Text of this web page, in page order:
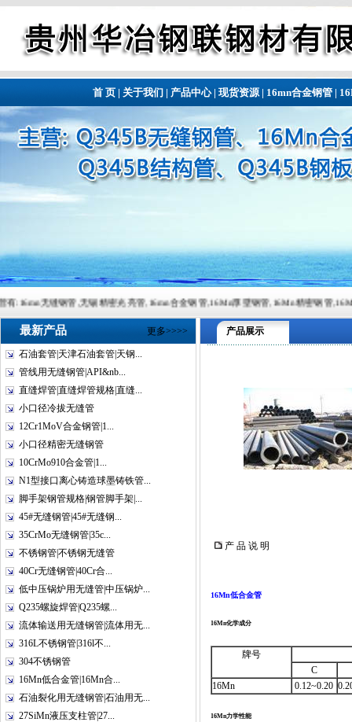
首 页| 关于我们 | 产品中心| 现货资源| 16mn合金钢管|
无缝钢管,无锡精密光亮管,16mn合金钢管,16Mn厚壁钢管,16Mn精密钢管
最新产品 更多>>>>
石油套管|天津石油套管|天钢...
管线用无缝钢管|API&nb...
直缝焊管|直缝焊管规格|直缝...
小口径冷拔无缝管
12Cr1MoV合金钢管|1...
小口径精密无缝钢管
10CrMo910合金管|1...
N1型接口离心铸造球墨铸铁管...
脚手架钢管规格|钢管脚手架|...
45#无缝钢管|45#无缝钢...
35CrMo无缝钢管|35c...
不锈钢管|不锈钢无缝管
40Cr无缝钢管|40Cr合...
低中压锅炉用无缝管|中压锅炉...
Q235螺旋焊管|Q235螺...
流体输送用无缝钢管|流体用无...
316L不锈钢管|316l不...
304不锈钢管
16Mn低合金管|16Mn合...
石油裂化用无缝钢管|石油用无...
27SiMn液压支柱管|27...
产品展示
产 品 说 明
16Mn低合金管
16Mn化学成分
牌号
C
16Mn
0.12~0.20
16Mn力学性能